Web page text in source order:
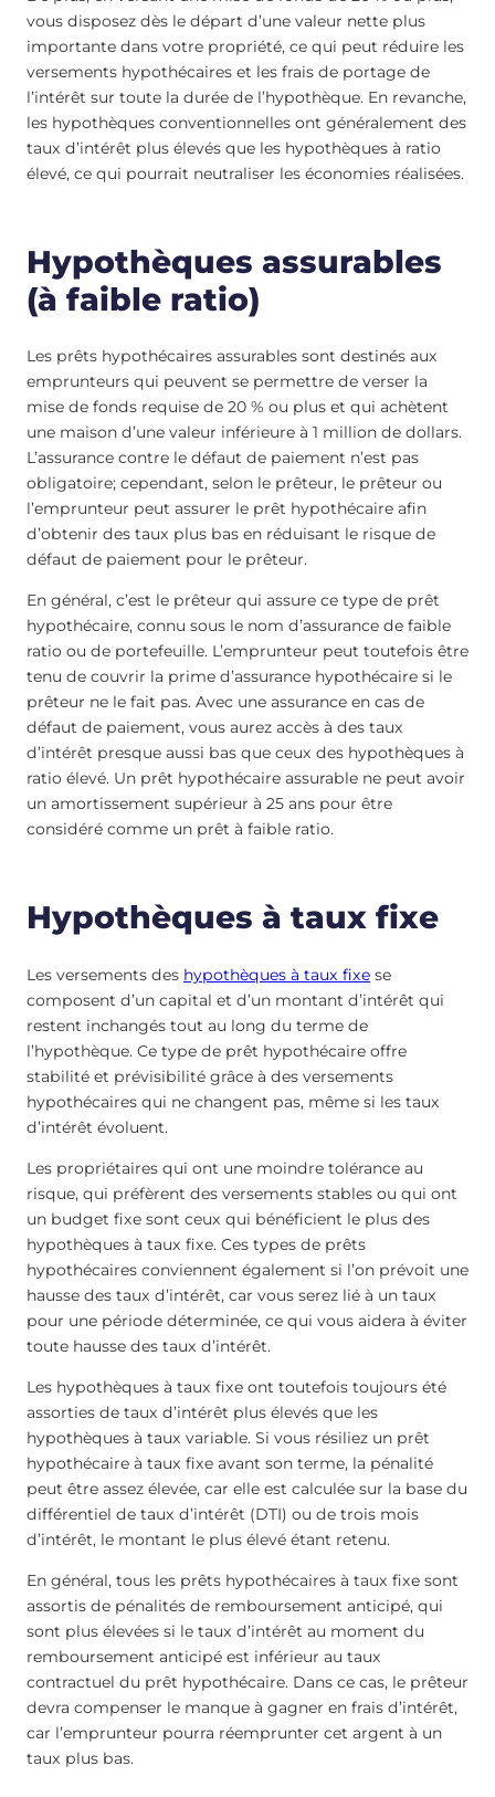
vous disposez dès le départ d’une valeur nette plus
importante dans votre propriété, ce qui peut réduire les
versements hypothécaires et les frais de portage de
l’intérêt sur toute la durée de l’hypothèque. En revanche,
les hypothèques conventionnelles ont généralement des
taux d’intérêt plus élevés que les hypothèques à ratio
élevé, ce qui pourrait neutraliser les économies réalisées.
Hypothèques assurables
(à faible ratio)
Les prêts hypothécaires assurables sont destinés aux
emprunteurs qui peuvent se permettre de verser la
mise de fonds requise de 20 % ou plus et qui achètent
une maison d’une valeur inférieure à 1 million de dollars.
L’assurance contre le défaut de paiement n’est pas
obligatoire; cependant, selon le prêteur, le prêteur ou
l’emprunteur peut assurer le prêt hypothécaire afin
d’obtenir des taux plus bas en réduisant le risque de
défaut de paiement pour le prêteur.
En général, c’est le prêteur qui assure ce type de prêt
hypothécaire, connu sous le nom d’assurance de faible
ratio ou de portefeuille. L’emprunteur peut toutefois être
tenu de couvrir la prime d’assurance hypothécaire si le
prêteur ne le fait pas. Avec une assurance en cas de
défaut de paiement, vous aurez accès à des taux
d’intérêt presque aussi bas que ceux des hypothèques à
ratio élevé. Un prêt hypothécaire assurable ne peut avoir
un amortissement supérieur à 25 ans pour être
considéré comme un prêt à faible ratio.
Hypothèques à taux fixe
Les versements des hypothèques à taux fixe se
composent d’un capital et d’un montant d’intérêt qui
restent inchangés tout au long du terme de
l’hypothèque. Ce type de prêt hypothécaire offre
stabilité et prévisibilité grâce à des versements
hypothécaires qui ne changent pas, même si les taux
d’intérêt évoluent.
Les propriétaires qui ont une moindre tolérance au
risque, qui préfèrent des versements stables ou qui ont
un budget fixe sont ceux qui bénéficient le plus des
hypothèques à taux fixe. Ces types de prêts
hypothécaires conviennent également si l’on prévoit une
hausse des taux d’intérêt, car vous serez lié à un taux
pour une période déterminée, ce qui vous aidera à éviter
toute hausse des taux d’intérêt.
Les hypothèques à taux fixe ont toutefois toujours été
assorties de taux d’intérêt plus élevés que les
hypothèques à taux variable. Si vous résiliez un prêt
hypothécaire à taux fixe avant son terme, la pénalité
peut être assez élevée, car elle est calculée sur la base du
différentiel de taux d’intérêt (DTI) ou de trois mois
d’intérêt, le montant le plus élevé étant retenu.
En général, tous les prêts hypothécaires à taux fixe sont
assortis de pénalités de remboursement anticipé, qui
sont plus élevées si le taux d’intérêt au moment du
remboursement anticipé est inférieur au taux
contractuel du prêt hypothécaire. Dans ce cas, le prêteur
devra compenser le manque à gagner en frais d’intérêt,
car l’emprunteur pourra réemprunter cet argent à un
taux plus bas.